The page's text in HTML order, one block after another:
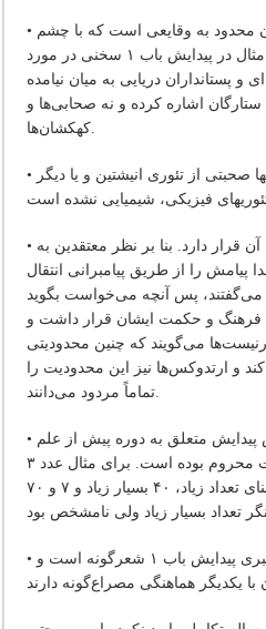
• زبانی است پدیداری. این زبان محدود به وقایعی است که با چشم
قابل مشاهده است. برای مثال در پیدایش باب ۱ سخنی در مورد
و پستانداران دریایی به میان نیامده
اشاره کرده و نه صحابی‌ها و
کهکشان‌ها.
• زبان تئوری نیست. در این بابها صحبتی از تئوری انیشتین و یا دیگر
فیزیکی، شیمیایی نشده است
• زبانی است که فرهنگ در بطن آن قرار دارد. بنا بر نظر معتقدین به
پیامش را از طریق پیامبرانی انتقال
پس آنچه می‌خواست بگوید
فرهنگ و حکمت ایشان قرار داشت و
می‌گویند که چنین محدودیتی
و ارتدوکس‌ها نیز این محدودیت را
تماماً مردود می‌دانند.
• اعداد: اعداد ریاضی زمان نگارش پیدایش متعلق به دوره پیش از علم
بوده و از علم مدرن ریاضیات محروم بوده است. برای مثال عدد ۳
بیانگر کم و یا چند بود، ۱۰ به معنای تعداد زیاد، ۴۰ بسیار زیاد و ۷ و ۷۰
• ادبیاتی است شعرگونه. اصل عبری پیدایش باب ۱ شعرگونه است و